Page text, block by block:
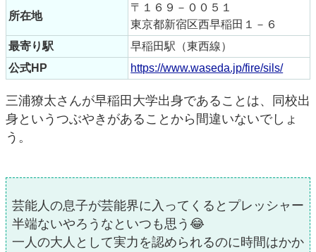
所在地
〒１６９－００５１
東京都新宿区西早稲田１－６
最寄り駅
早稲田駅（東西線）
公式HP
https://www.waseda.jp/fire/sils/
三浦獠太さんが早稲田大学出身であることは、同校出
身というつぶやきがあることから間違いないでしょ
う。
芸能人の息子が芸能界に入ってくるとプレッシャー
半端ないやろうなといつも思う😂
一人の大人として実力を認められるのに時間はかか